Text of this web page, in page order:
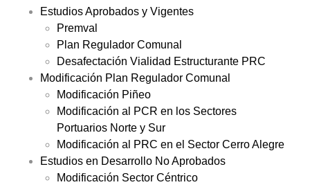
Estudios Aprobados y Vigentes
Premval
Plan Regulador Comunal
Desafectación Vialidad Estructurante PRC
Modificación Plan Regulador Comunal
Modificación Piñeo
Modificación al PCR en los Sectores
Portuarios Norte y Sur
Modificación al PRC en el Sector Cerro Alegre
Estudios en Desarrollo No Aprobados
Modificación Sector Céntrico